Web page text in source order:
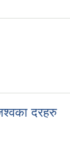
दरहरु